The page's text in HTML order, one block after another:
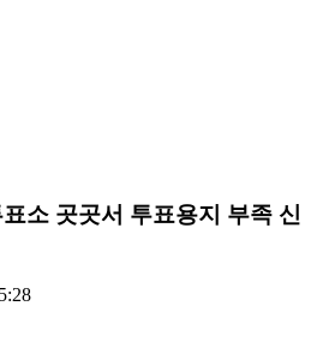
소 곳곳서 투표용지 부족 신